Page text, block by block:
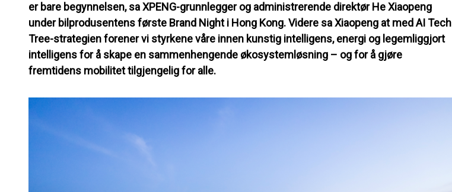
er bare begynnelsen, sa XPENG-grunnlegger og administrerende direktør He Xiaopeng
under bilprodusentens første Brand Night i Hong Kong. Videre sa Xiaopeng at med AI Tech
Tree-strategien forener vi styrkene våre innen kunstig intelligens, energi og legemliggjort
intelligens for å skape en sammenhengende økosystemløsning – og for å gjøre
fremtidens mobilitet tilgjengelig for alle.